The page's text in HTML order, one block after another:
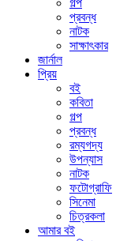
প্রবন্ধ
নাটক
সাক্ষাৎকার
জার্নাল
প্রিয়
বই
কবিতা
গল্প
প্রবন্ধ
রম্যগদ্য
উপন্যাস
নাটক
ফটোগ্রাফি
সিনেমা
চিত্রকলা
আমার বই